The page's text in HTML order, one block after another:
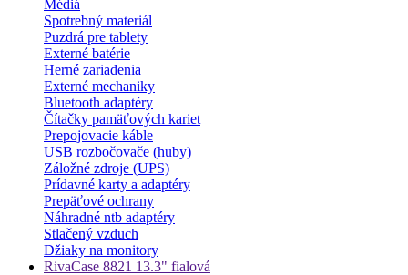
Médiá
Spotrebný materiál
Puzdrá pre tablety
Externé batérie
Herné zariadenia
Externé mechaniky
Bluetooth adaptéry
Čítačky pamäťových kariet
Prepojovacie káble
USB rozbočovače (huby)
Záložné zdroje (UPS)
Prídavné karty a adaptéry
Prepäťové ochrany
Náhradné ntb adaptéry
Stlačený vzduch
Džiaky na monitory
RivaCase 8821 13.3" fialová